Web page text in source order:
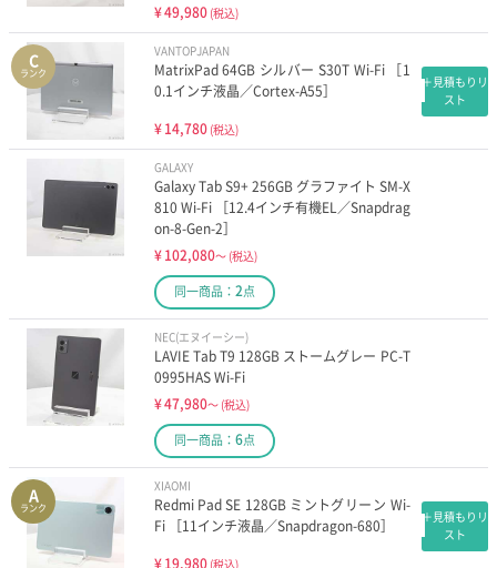
¥49,980 (税込)
C
ランク
VANTOPJAPAN
MatrixPad 64GB シルバー S30T Wi-Fi ［1
0.1インチ液晶／Cortex-A55］
¥14,780 (税込)
＋見積もりリ
スト
GALAXY
Galaxy Tab S9+ 256GB グラファイト SM-X
810 Wi-Fi ［12.4インチ有機EL／Snapdrag
on-8-Gen-2］
¥102,080～ (税込)
同一商品： 2点
NEC(エヌイーシー)
LAVIE Tab T9 128GB ストームグレー PC-T
0995HAS Wi-Fi
¥47,980～ (税込)
同一商品： 6点
A
ランク
XIAOMI
Redmi Pad SE 128GB ミントグリーン Wi-
Fi ［11インチ液晶／Snapdragon-680］
¥19,980 (税込)
＋見積もりリ
スト